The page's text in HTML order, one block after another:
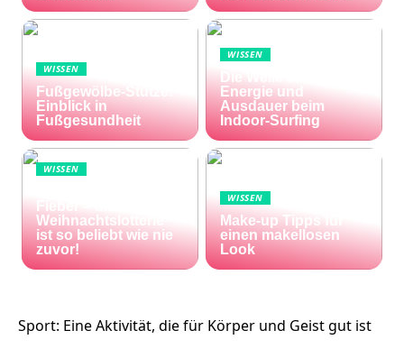
WISSEN
Fußgewölbe-Stütze:
Einblick in
Fußgesundheit
WISSEN
Die Welle zu Hause:
Energie und
Ausdauer beim
Indoor-Surfing
WISSEN
Fieber – die El Gordo
Weihnachtslotterie
ist so beliebt wie nie
zuvor!
WISSEN
Make-up Tipps für
einen makellosen
Look
Sport: Eine Aktivität, die für Körper und Geist gut ist